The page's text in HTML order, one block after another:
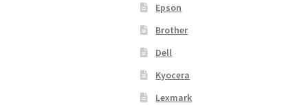
Epson
Brother
Dell
Kyocera
Lexmark